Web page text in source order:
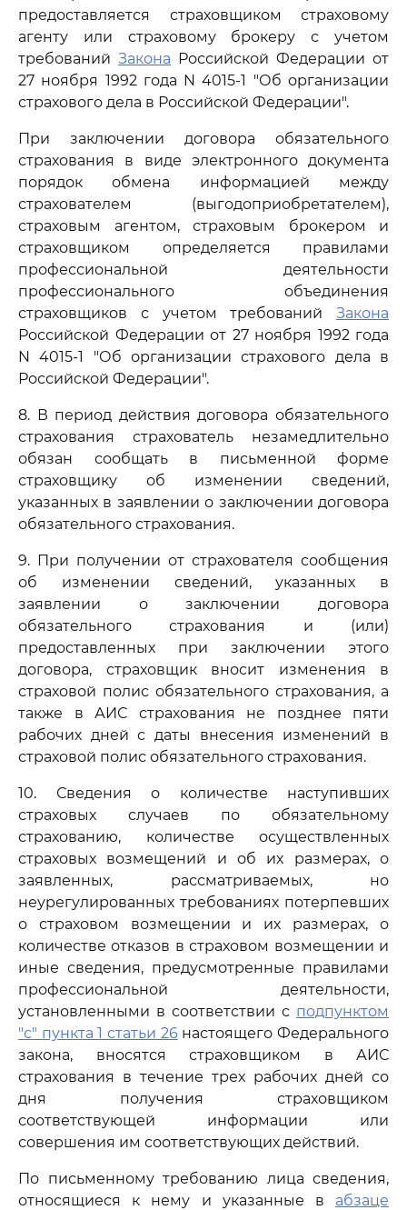
предоставляется страховщиком страховому
агенту или страховому брокеру с учетом
требований Закона Российской Федерации от
27 ноября 1992 года N 4015-1 "Об организации
страхового дела в Российской Федерации".
При заключении договора обязательного
страхования в виде электронного документа
порядок обмена информацией между
страхователем (выгодоприобретателем),
страховым агентом, страховым брокером и
страховщиком определяется правилами
профессиональной деятельности
профессионального объединения
страховщиков с учетом требований Закона
Российской Федерации от 27 ноября 1992 года
N 4015-1 "Об организации страхового дела в
Российской Федерации".
8. В период действия договора обязательного
страхования страхователь незамедлительно
обязан сообщать в письменной форме
страховщику об изменении сведений,
указанных в заявлении о заключении договора
обязательного страхования.
9. При получении от страхователя сообщения
об изменении сведений, указанных в
заявлении о заключении договора
обязательного страхования и (или)
предоставленных при заключении этого
договора, страховщик вносит изменения в
страховой полис обязательного страхования, а
также в АИС страхования не позднее пяти
рабочих дней с даты внесения изменений в
страховой полис обязательного страхования.
10. Сведения о количестве наступивших
страховых случаев по обязательному
страхованию, количестве осуществленных
страховых возмещений и об их размерах, о
заявленных, рассматриваемых, но
неурегулированных требованиях потерпевших
о страховом возмещении и их размерах, о
количестве отказов в страховом возмещении и
иные сведения, предусмотренные правилами
профессиональной деятельности,
установленными в соответствии с подпунктом
"с" пункта 1 статьи 26настоящего Федерального
закона, вносятся страховщиком в АИС
страхования в течение трех рабочих дней со
дня получения страховщиком
соответствующей информации или
совершения им соответствующих действий.
По письменному требованию лица сведения,
относящиеся к нему и указанные в абзаце